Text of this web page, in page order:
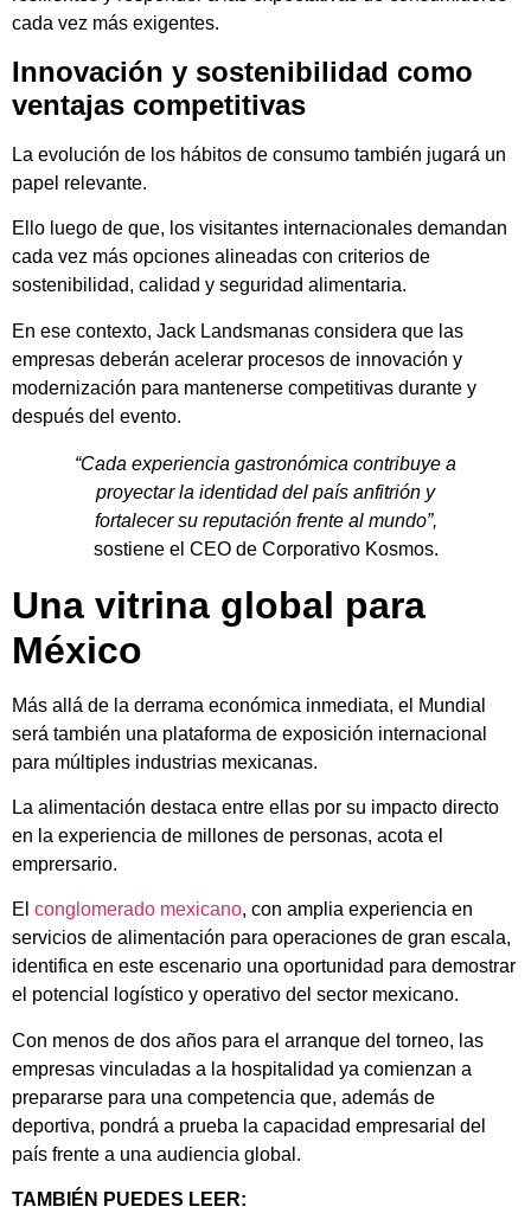
cada vez más exigentes.
Innovación y sostenibilidad como
ventajas competitivas
La evolución de los hábitos de consumo también jugará un
papel relevante.
Ello luego de que, los visitantes internacionales demandan
cada vez más opciones alineadas con criterios de
sostenibilidad, calidad y seguridad alimentaria.
En ese contexto, Jack Landsmanas considera que las
empresas deberán acelerar procesos de innovación y
modernización para mantenerse competitivas durante y
después del evento.
“Cada experiencia gastronómica contribuye a
proyectar la identidad del país anfitrión y
fortalecer su reputación frente al mundo”,
sostiene el CEO de Corporativo Kosmos.
Una vitrina global para
México
Más allá de la derrama económica inmediata, el Mundial
será también una plataforma de exposición internacional
para múltiples industrias mexicanas.
La alimentación destaca entre ellas por su impacto directo
en la experiencia de millones de personas, acota el
emprersario.
El conglomerado mexicano, con amplia experiencia en
servicios de alimentación para operaciones de gran escala,
identifica en este escenario una oportunidad para demostrar
el potencial logístico y operativo del sector mexicano.
Con menos de dos años para el arranque del torneo, las
empresas vinculadas a la hospitalidad ya comienzan a
prepararse para una competencia que, además de
deportiva, pondrá a prueba la capacidad empresarial del
país frente a una audiencia global.
TAMBIÉN PUEDES LEER: